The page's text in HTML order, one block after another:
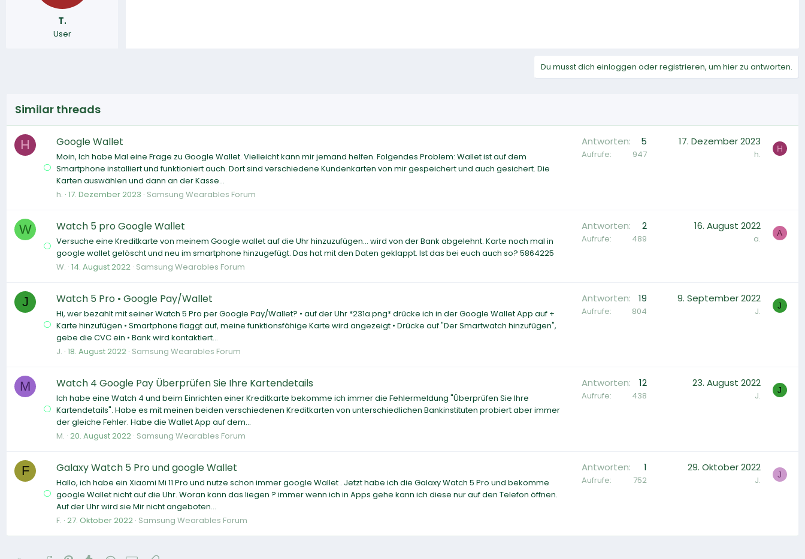
T.
User
Du musst dich einloggen oder registrieren, um hier zu antworten.
Similar threads
H Google Wallet
Moin, Ich habe Mal eine Frage zu Google Wallet. Vielleicht kann mir jemand helfen. Folgendes Problem: Wallet ist auf dem
Smartphone installiert und funktioniert auch. Dort sind verschiedene Kundenkarten von mir gespeichert und auch gesichert. Die
Karten auswählen und dann an der Kasse...
h. 17. Dezember 2023 Samsung Wearables Forum
Antworten 5
Aufrufe 947
17. Dezember 2023
h. H
W Watch 5 pro Google Wallet
Versuche eine Kreditkarte von meinem Google wallet auf die Uhr hinzuzufügen... wird von der Bank abgelehnt. Karte noch mal in
google wallet gelöscht und neu im smartphone hinzugefügt. Das hat mit den Daten geklappt. Ist das bei euch auch so? 5864225
W. 14. August 2022 Samsung Wearables Forum
Antworten 2
Aufrufe 489
16. August 2022
a. A
J Watch 5 Pro • Google Pay/Wallet
Hi, wer bezahlt mit seiner Watch 5 Pro per Google Pay/Wallet? • auf der Uhr *231a.png* drücke ich in der Google Wallet App auf +
Karte hinzufügen • Smartphone flaggt auf, meine funktionsfähige Karte wird angezeigt • Drücke auf "Der Smartwatch hinzufügen",
gebe die CVC ein • Bank wird kontaktiert...
J. 18. August 2022 Samsung Wearables Forum
Antworten 19
Aufrufe 804
9. September 2022
J. J
M Watch 4 Google Pay Überprüfen Sie Ihre Kartendetails
Ich habe eine Watch 4 und beim Einrichten einer Kreditkarte bekomme ich immer die Fehlermeldung "Überprüfen Sie Ihre
Kartendetails". Habe es mit meinen beiden verschiedenen Kreditkarten von unterschiedlichen Bankinstituten probiert aber immer
der gleiche Fehler. Habe die Wallet App auf dem...
M. 20. August 2022 Samsung Wearables Forum
Antworten 12
Aufrufe 438
23. August 2022
J. J
F Galaxy Watch 5 Pro und google Wallet
Hallo, ich habe ein Xiaomi Mi 11 Pro und nutze schon immer google Wallet . Jetzt habe ich die Galaxy Watch 5 Pro und bekomme
google Wallet nicht auf die Uhr. Woran kann das liegen ? immer wenn ich in Apps gehe kann ich diese nur auf den Telefon öffnen.
Auf der Uhr wird sie Mir nicht angeboten...
F. 27. Oktober 2022 Samsung Wearables Forum
Antworten 1
Aufrufe 752
29. Oktober 2022
J. J